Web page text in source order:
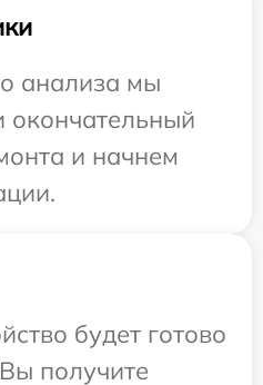
анализа мы
окончательный
и начнем
будет готово
получите